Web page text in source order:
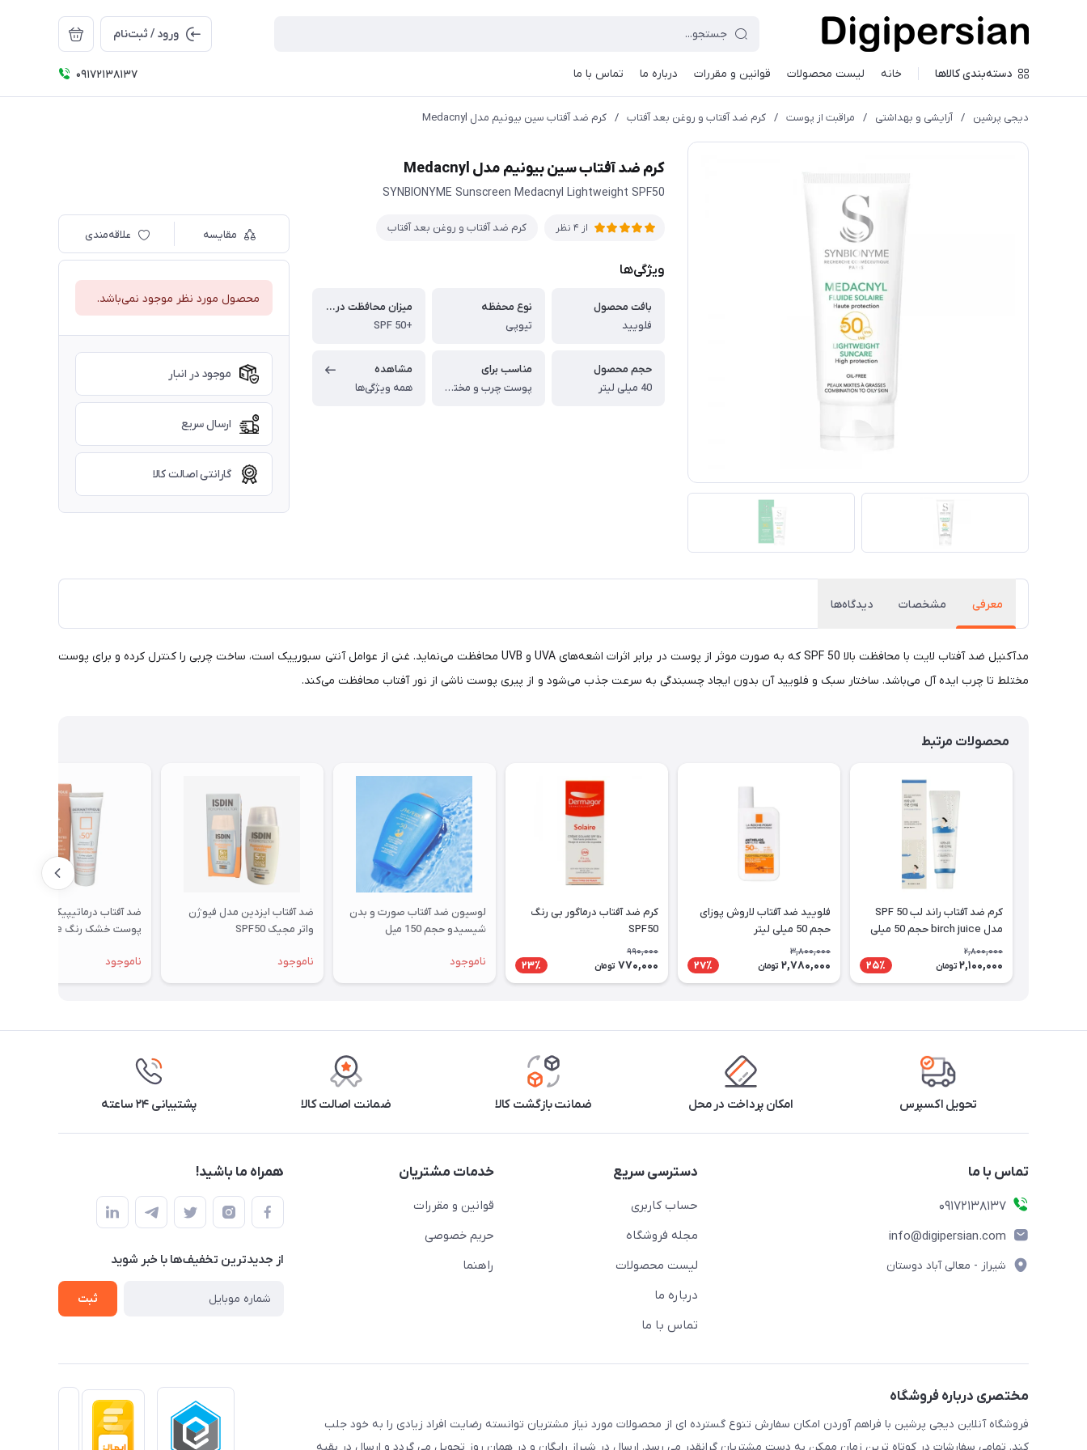
ورود / ثبت‌نام
دسته‌بندی کالاها خانه لیست محصولات قوانین و مقررات درباره ما تماس با ما 09172138137
دیجی پرشین / آرایشی و بهداشتی / مراقبت از پوست / کرم ضد آفتاب و روغن بعد آفتاب / کرم ضد آفتاب سین بیونیم مدل Medacnyl
کرم ضد آفتاب سین بیونیم مدل Medacnyl
SYNBIONYME Sunscreen Medacnyl Lightweight SPF50
از 4 نظر کرم ضد آفتاب و روغن بعد آفتاب
ویژگی‌ها
بافت محصول
فلویید
نوع محفظه
تیوپی
میزان محافظت در برابر آفتاب
+SPF 50
حجم محصول
40 میلی لیتر
مناسب برای
پوست چرب و مختلط
مشاهده
همه ویژگی‌ها
مقایسه علاقه‌مندی
محصول مورد نظر موجود نمی‌باشد.
موجود در انبار
ارسال سریع
گارانتی اصالت کالا
معرفی مشخصات دیدگاه‌ها
مدآکنیل ضد آفتاب لایت با محافظت بالا SPF 50 که به صورت موثر از پوست در برابر اثرات اشعه‌های UVA و UVB محافظت می‌نماید. غنی از عوامل آنتی سبورییک است، ساخت چربی را کنترل کرده و برای پوست
مختلط تا چرب ایده آل می‌باشد. ساختار سبک و فلویید آن بدون ایجاد چسبندگی به سرعت جذب می‌شود و از پیری پوست ناشی از نور آفتاب محافظت می‌کند.
محصولات مرتبط
کرم ضد آفتاب راند لب SPF 50
مدل birch juice حجم 50 میلی
2,800,000
2,100,000 تومان 25٪
فلویید ضد آفتاب لاروش پوزای
حجم 50 میلی لیتر
3,800,000
2,780,000 تومان 27٪
کرم ضد آفتاب درماگور بی رنگ
SPF50
990,000
770,000 تومان 23٪
لوسیون ضد آفتاب صورت و بدن
شیسیدو حجم 150 میل
ناموجود
ضد آفتاب ایزدین مدل فیوژن
واتر مجیک SPF50
ناموجود
ضد آفتاب درماتیپیک هیدرا
پوست خشک رنگ Rose Beige
ناموجود
تحویل اکسپرس امکان پرداخت در محل ضمانت بازگشت کالا ضمانت اصالت کالا پشتیبانی ۲۴ ساعته
تماس با ما
09172138137
info@digipersian.com
شیراز - معالی آباد دوستان
دسترسی سریع
حساب کاربری
مجله فروشگاه
لیست محصولات
درباره ما
تماس با ما
خدمات مشتریان
قوانین و مقررات
حریم خصوصی
راهنما
همراه ما باشید!
از جدید‌ترین تخفیف‌ها با‌ خبر شوید
ثبت
مختصری درباره فروشگاه
فروشگاه آنلاین دیجی پرشین با فراهم آوردن امکان سفارش تنوع گسترده ای از محصولات مورد نیاز مشتریان توانسته رضایت افراد زیادی را به خود جلب